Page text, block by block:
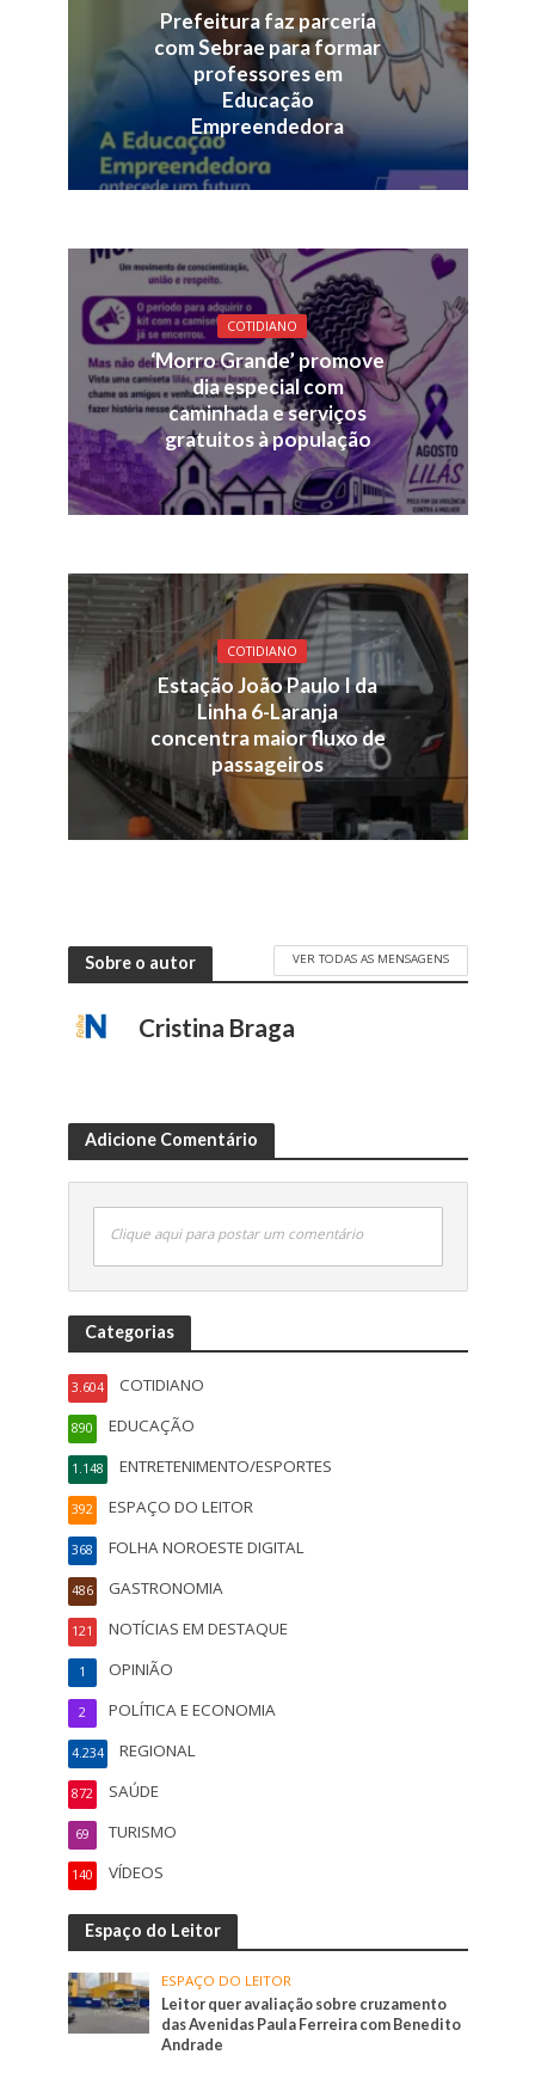
Prefeitura faz parceria
com Sebrae para formar
professores em
Educação
Empreendedora
COTIDIANO
‘Morro Grande’ promove
dia especial com
caminhada e serviços
gratuitos à população
COTIDIANO
Estação João Paulo I da
Linha 6-Laranja
concentra maior fluxo de
passageiros
Sobre o autor VER TODAS AS MENSAGENS
Cristina Braga
Adicione Comentário
Clique aqui para postar um comentário
Categorias
COTIDIANO
3.604
EDUCAÇÃO
890
ENTRETENIMENTO/ESPORTES
1.148
ESPAÇO DO LEITOR
392
FOLHA NOROESTE DIGITAL
368
GASTRONOMIA
486
NOTÍCIAS EM DESTAQUE
121
OPINIÃO
1
POLÍTICA E ECONOMIA
2
REGIONAL
4.234
SAÚDE
872
TURISMO
69
VÍDEOS
140
Espaço do Leitor
ESPAÇO DO LEITOR
Leitor quer avaliação sobre cruzamento
das Avenidas Paula Ferreira com Benedito
Andrade